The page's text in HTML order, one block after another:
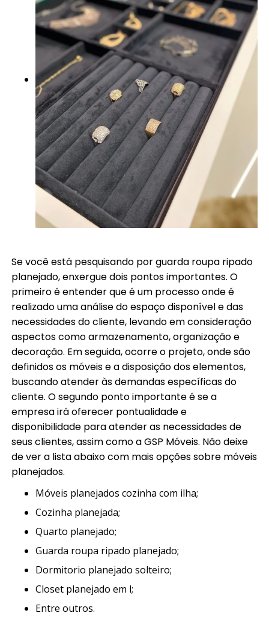
Se você está pesquisando por guarda roupa ripado
planejado, enxergue dois pontos importantes. O
primeiro é entender que é um processo onde é
realizado uma análise do espaço disponível e das
necessidades do cliente, levando em consideração
aspectos como armazenamento, organização e
decoração. Em seguida, ocorre o projeto, onde são
definidos os móveis e a disposição dos elementos,
buscando atender às demandas específicas do
cliente. O segundo ponto importante é se a
empresa irá oferecer pontualidade e
disponibilidade para atender as necessidades de
seus clientes, assim como a GSP Móveis. Não deixe
de ver a lista abaixo com mais opções sobre móveis
planejados.
móveis planejados cozinha com ilha;
cozinha planejada;
quarto planejado;
guarda roupa ripado planejado;
dormitorio planejado solteiro;
closet planejado em l;
entre outros.